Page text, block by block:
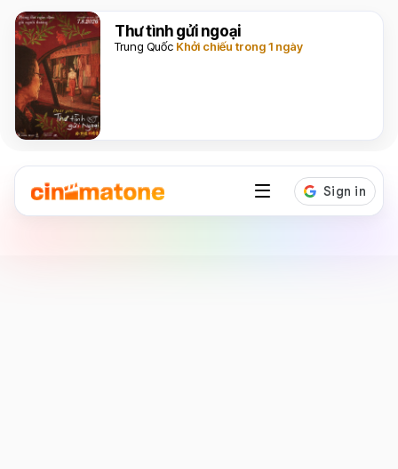
Thư tình gửi ngoại
Trung Quốc Khởi chiếu trong 1 ngày